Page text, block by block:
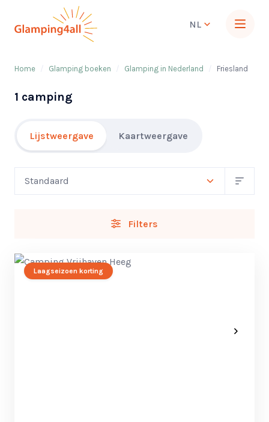
NL
Home Glamping boeken Glamping in Nederland Friesland
Lijstweergave Kaartweergave
1 camping
Filters
Laagseizoen korting